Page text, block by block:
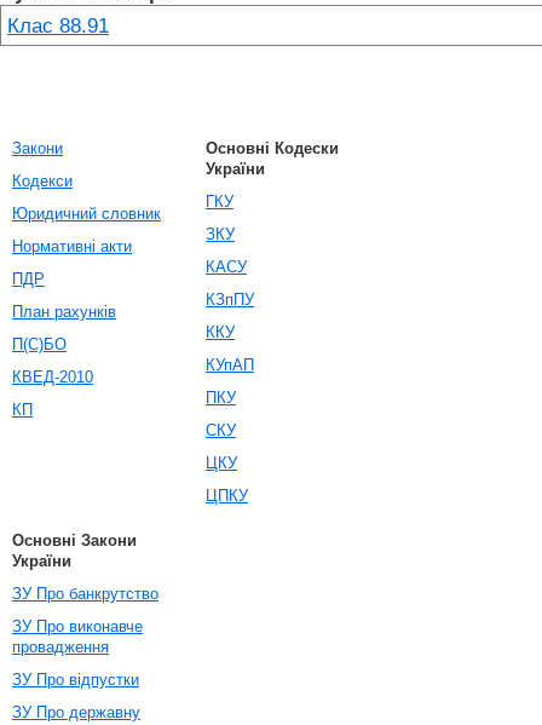
Клас 88.91
Закони
Кодекси
Юридичний словник
Нормативні акти
ПДР
План рахунків
П(С)БО
КВЕД-2010
КП
Основні Кодески
України
ГКУ
ЗКУ
КАСУ
КЗпПУ
ККУ
КУпАП
ПКУ
СКУ
ЦКУ
ЦПКУ
Основні Закони
України
ЗУ Про банкрутство
ЗУ Про виконавче
провадження
ЗУ Про відпустки
ЗУ Про державну